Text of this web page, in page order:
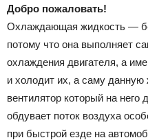
Добро пожаловать!
Охлаждающая жидкость —
потому что она выполняет
охлаждения двигателя, а
и холодит их, а саму данную
вентилятор который на него
обдувает поток воздуха
при быстрой езде на